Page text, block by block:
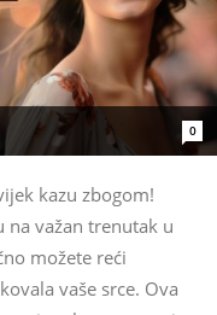
0
kazu zbogom!
na važan trenutak u
možete reći
vaše srce. Ova